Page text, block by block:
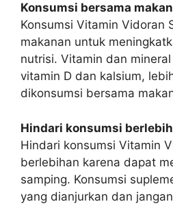
Konsumsi bersama
Konsumsi Vitamin Vidoran
makanan untuk
nutrisi. Vitamin dan
vitamin D dan kalsium,
dikonsumsi bersama
Hindari konsumsi
Hindari konsumsi Vitamin
berlebihan karena dapat
samping. Konsumsi
yang dianjurkan dan